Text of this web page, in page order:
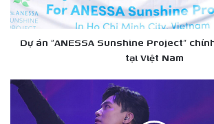
khởi
động
Dự án “ANESSA Sunshine Project”
tại Việt Nam
Quang
Linh